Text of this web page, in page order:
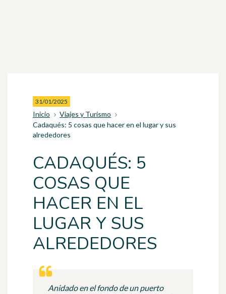
31/01/2025
Inicio
Viajes y Turismo
Cadaqués: 5 cosas que hacer en el lugar y sus
alrededores
CADAQUÉS: 5
COSAS QUE
HACER EN EL
LUGAR Y SUS
ALREDEDORES
Anidado en el fondo de un puerto